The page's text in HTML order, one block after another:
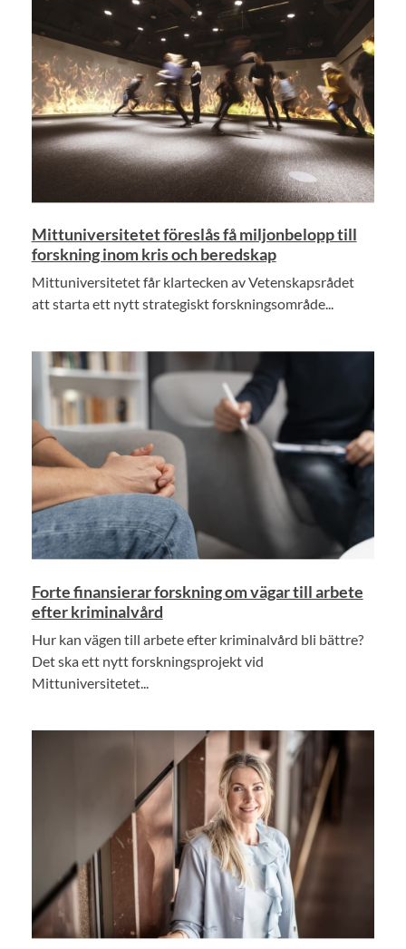
Mittuniversitetet föreslås få miljonbelopp till
forskning inom kris och beredskap
Mittuniversitetet får klartecken av Vetenskapsrådet
att starta ett nytt strategiskt forskningsområde...
Forte finansierar forskning om vägar till arbete
efter kriminalvård
Hur kan vägen till arbete efter kriminalvård bli bättre?
Det ska ett nytt forskningsprojekt vid
Mittuniversitetet...